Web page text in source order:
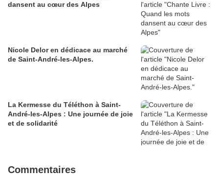
dansent au cœur des Alpes
Nicole Delor en dédicace au marché
de Saint-André-les-Alpes.
La Kermesse du Téléthon à Saint-
André-les-Alpes : Une journée de joie
et de solidarité
Commentaires